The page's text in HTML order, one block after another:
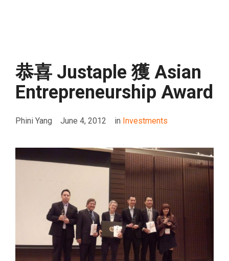
恭喜 Justaple 獲 Asian
Entrepreneurship Award
Phini Yang June 4, 2012 in Investments